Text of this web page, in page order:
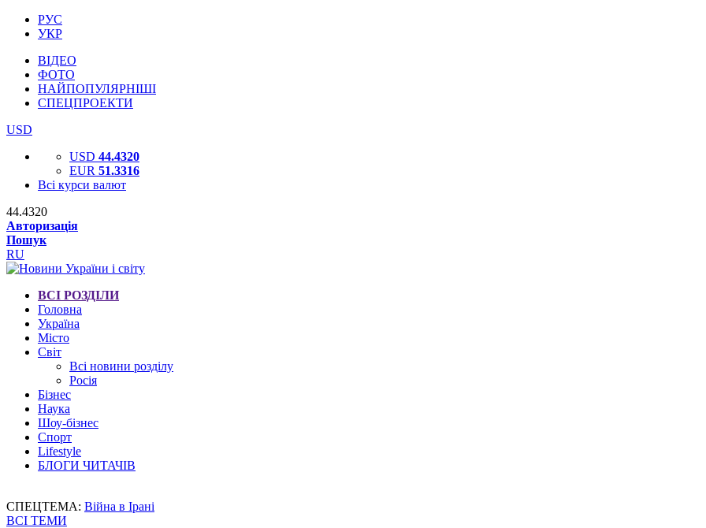
РУС
УКР
ВІДЕО
ФОТО
НАЙПОПУЛЯРНІШІ
СПЕЦПРОЕКТИ
USD
USD 44.4320
EUR 51.3316
Всі курси валют
44.4320
Авторизація
Пошук
RU
ВСІ РОЗДІЛИ
Головна
Україна
Місто
Світ
Всі новини розділу
Росія
Бізнес
Наука
Шоу-бізнес
Спорт
Lifestyle
БЛОГИ ЧИТАЧІВ
СПЕЦТЕМА: Війна в Ірані
ВСІ ТЕМИ